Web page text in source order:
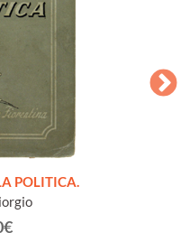
POLITICA.